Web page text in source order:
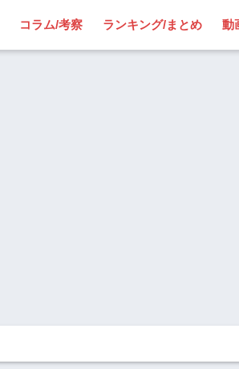
コラム/考察 ランキング/まとめ 動